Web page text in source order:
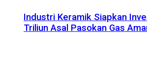
Industri Keramik Siapkan
Triliun Asal Pasokan Gas